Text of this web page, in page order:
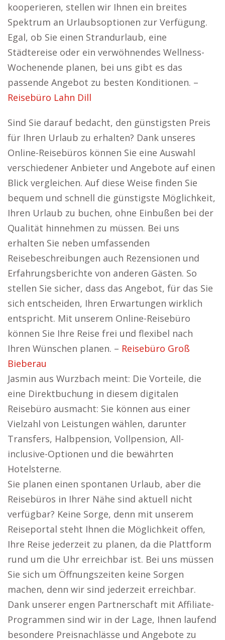
kooperieren, stellen wir Ihnen ein breites
Spektrum an Urlaubsoptionen zur Verfügung.
Egal, ob Sie einen Strandurlaub, eine
Städtereise oder ein verwöhnendes Wellness-
Wochenende planen, bei uns gibt es das
passende Angebot zu besten Konditionen. –
Reisebüro Lahn Dill
Sind Sie darauf bedacht, den günstigsten Preis
für Ihren Urlaub zu erhalten? Dank unseres
Online-Reisebüros können Sie eine Auswahl
verschiedener Anbieter und Angebote auf einen
Blick vergleichen. Auf diese Weise finden Sie
bequem und schnell die günstigste Möglichkeit,
Ihren Urlaub zu buchen, ohne Einbußen bei der
Qualität hinnehmen zu müssen. Bei uns
erhalten Sie neben umfassenden
Reisebeschreibungen auch Rezensionen und
Erfahrungsberichte von anderen Gästen. So
stellen Sie sicher, dass das Angebot, für das Sie
sich entscheiden, Ihren Erwartungen wirklich
entspricht. Mit unserem Online-Reisebüro
können Sie Ihre Reise frei und flexibel nach
Ihren Wünschen planen. – Reisebüro Groß
Bieberau
Jasmin aus Wurzbach meint: Die Vorteile, die
eine Direktbuchung in diesem digitalen
Reisebüro ausmacht: Sie können aus einer
Vielzahl von Leistungen wählen, darunter
Transfers, Halbpension, Vollpension, All-
inclusive-Optionen und die bewährten
Hotelsterne.
Sie planen einen spontanen Urlaub, aber die
Reisebüros in Ihrer Nähe sind aktuell nicht
verfügbar? Keine Sorge, denn mit unserem
Reiseportal steht Ihnen die Möglichkeit offen,
Ihre Reise jederzeit zu planen, da die Plattform
rund um die Uhr erreichbar ist. Bei uns müssen
Sie sich um Öffnungszeiten keine Sorgen
machen, denn wir sind jederzeit erreichbar.
Dank unserer engen Partnerschaft mit Affiliate-
Programmen sind wir in der Lage, Ihnen laufend
besondere Preisnachlässe und Angebote zu